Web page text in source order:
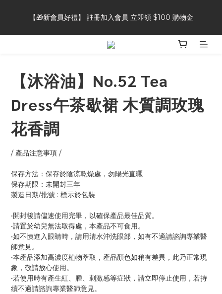
【🎁新會員好禮】 註冊加入會員 立即領 $100 購物金
【👥好友推薦獎勵】推薦好友加入會員，自己&好友都可獲得 $50
【⭐商品評論】完成商品評論，即可獲得 20 點會員點數
【🎁新會員好禮】 註冊加入會員 立即領 $100 購物金
【沐浴油】No.52 Tea
Dress午茶歇裙 木質調玫瑰
花香調
/ 產品注意事項 /
保存方法：保存於陰涼乾燥處，勿陽光直曬
保存期限：未開封三年
製造日期/批號 : 標示於包裝
•開封後請儘速使用完畢，以確保產品最佳品質。
•請置於幼兒無法取得處，本產品不可食用。
•如不慎進入眼睛時，請用清水沖洗眼部，如有不適請諮詢專業醫
師意見。
•本產品添加高濃度植物萃取，產品顏色如稍有差異，此乃正常現
象，敬請放心使用。
•若使用時有產生紅、腫、刺激感等症狀，請立即停止使用，若持
續不適請諮詢專業醫師意見。